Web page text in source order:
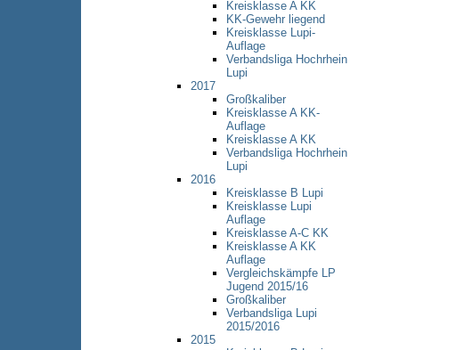
Kreisklasse A KK
KK-Gewehr liegend
Kreisklasse Lupi-
Auflage
Verbandsliga Hochrhein
Lupi
2017
Großkaliber
Kreisklasse A KK-
Auflage
Kreisklasse A KK
Verbandsliga Hochrhein
Lupi
2016
Kreisklasse B Lupi
Kreisklasse Lupi
Auflage
Kreisklasse A-C KK
Kreisklasse A KK
Auflage
Vergleichskämpfe LP
Jugend 2015/16
Großkaliber
Verbandsliga Lupi
2015/2016
2015